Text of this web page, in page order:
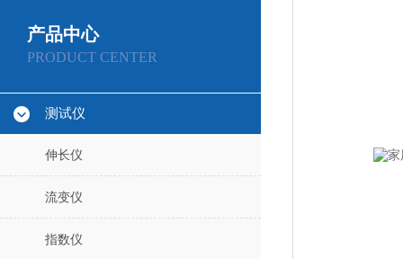
产品中心
PRODUCT CENTER
测试仪
伸长仪
流变仪
指数仪